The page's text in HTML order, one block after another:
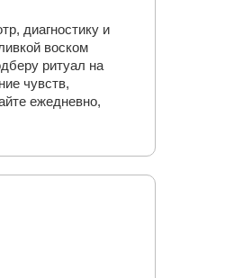
диагностику и
воском
ритуал на
чувств,
ежедневно,